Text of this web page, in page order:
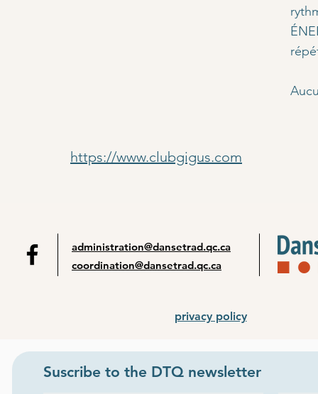
https://www.clubgigus.com
administration@dansetrad.qc.ca
coordination@dansetrad.qc.ca
privacy policy
Suscribe to the DTQ newsletter